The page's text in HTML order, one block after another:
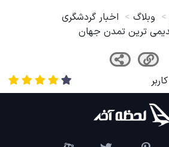
وبلاگ
اخبار گردشگری
قدیمی ترین تمدن جهان
کاربر